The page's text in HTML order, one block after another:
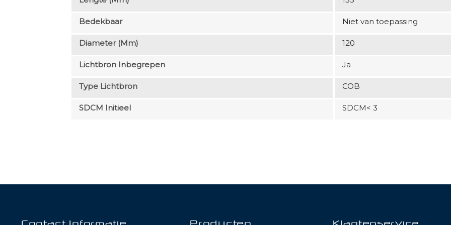
Bedekbaar Niet van toepassing
Diameter (mm) 120
Lichtbron Inbegrepen Ja
Type Lichtbron COB
SDCM Initieel SDCM< 3